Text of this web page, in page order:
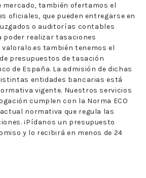
mercado, también ofertamos el
oficiales, que pueden entregarse en
o auditorías contables
poder realizar tasaciones
valoralo.es también tenemos el
presupuestos de tasación
de España. La admisión de dichas
entidades bancarias está
vigente. Nuestros servicios
cumplen con la Norma ECO
normativa que regula las
¡Pídanos un presupuesto
y lo recibirá en menos de 24